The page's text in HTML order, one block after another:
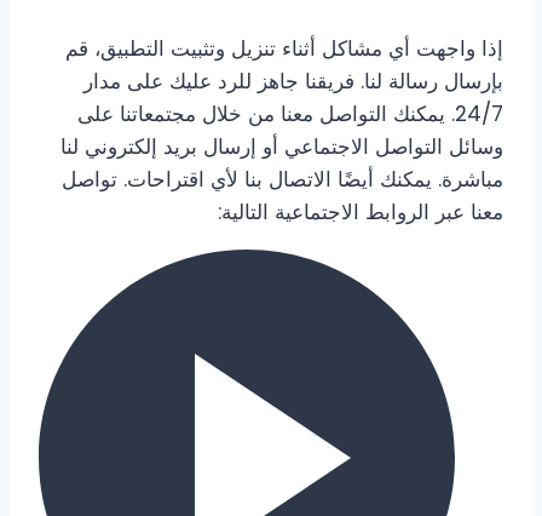
إذا واجهت أي مشاكل أثناء تنزيل وتثبيت التطبيق، قم
بإرسال رسالة لنا. فريقنا جاهز للرد عليك على مدار
24/7. يمكنك التواصل معنا من خلال مجتمعاتنا على
وسائل التواصل الاجتماعي أو إرسال بريد إلكتروني لنا
مباشرة. يمكنك أيضًا الاتصال بنا لأي اقتراحات. تواصل
معنا عبر الروابط الاجتماعية التالية: